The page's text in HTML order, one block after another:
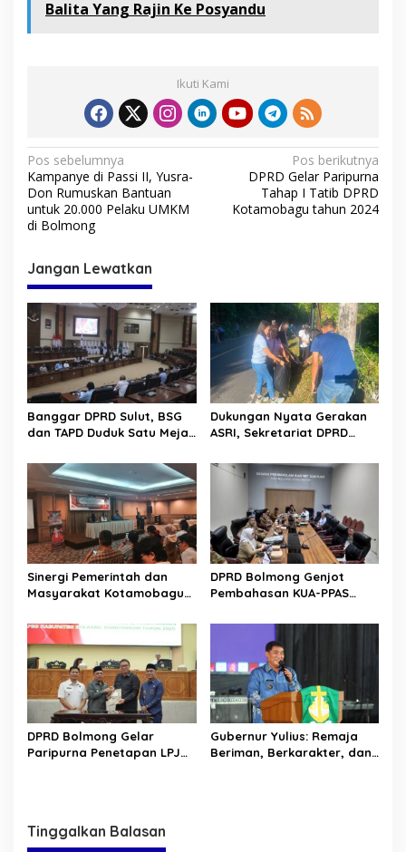
Balita Yang Rajin Ke Posyandu
Ikuti Kami
N
a
v
g
a
s
i
p
o
s
Pos sebelumnya
Kampanye di Passi II, Yusra-
Don Rumuskan Bantuan
untuk 20.000 Pelaku UMKM
di Bolmong
Pos berikutnya
DPRD Gelar Paripurna
Tahap I Tatib DPRD
Kotamobagu tahun 2024
Jangan Lewatkan
Banggar DPRD Sulut, BSG
dan TAPD Duduk Satu Meja.
Rp30 Milyar ke BSG
Dukungan Nyata Gerakan
ASRI, Sekretariat DPRD
Jalan Manado – Tomohon
Sinergi Pemerintah dan
Masyarakat Kotamobagu
Golda Pinontoan
DPRD Bolmong Genjot
Pembahasan KUA-PPAS
DPRD Bolmong Gelar
Paripurna Penetapan LPJ
Gubernur Yulius: Remaja
Beriman, Berkarakter, dan
Tinggalkan Balasan